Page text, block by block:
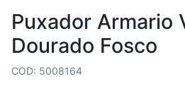
Puxador Armario
Dourado Fosco
COD: 5008164